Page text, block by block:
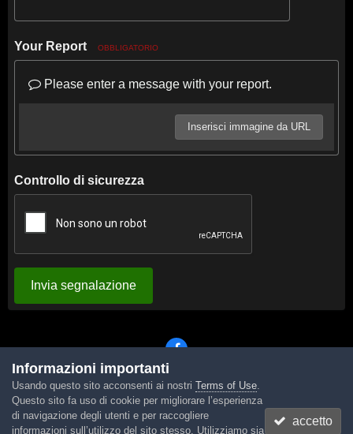
Your Report OBBLIGATORIO
Please enter a message with your report.
Inserisci immagine da URL
Controllo di sicurezza
Invia segnalazione
Lingua Tema Contattaci Cookies
Powered by Invision Community
Informazioni importanti
Usando questo sito acconsenti ai nostri Terms of Use.
Questo sito fa uso di cookie per migliorare l’esperienza
di navigazione degli utenti e per raccogliere
informazioni sull’utilizzo del sito stesso. Utilizziamo sia
accetto